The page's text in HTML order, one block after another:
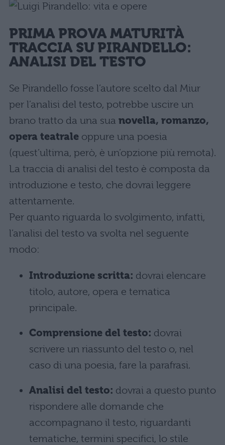
PRIMA PROVA MATURITÀ
TRACCIA SU PIRANDELLO:
ANALISI DEL TESTO
Se Pirandello fosse l’autore scelto dal Miur
per l’analisi del testo, potrebbe uscire un
brano tratto da una sua novella, romanzo,
opera teatrale oppure una poesia
(quest’ultima, però, è un’opzione più remota).
La traccia di analisi del testo è composta da
introduzione e testo, che dovrai leggere
attentamente.
Per quanto riguarda lo svolgimento, infatti,
l’analisi del testo va svolta nel seguente
modo:
Introduzione scritta: dovrai elencare
titolo, autore, opera e tematica
principale.
Comprensione del testo: dovrai
scrivere un riassunto del testo o, nel
caso di una poesia, fare la parafrasi.
Analisi del testo: dovrai a questo punto
rispondere alle domande che
accompagnano il testo, riguardanti
tematiche, termini specifici, lo stile